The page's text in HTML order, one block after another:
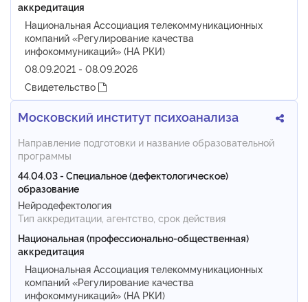
аккредитация
Национальная Ассоциация телекоммуникационных
компаний «Регулирование качества
инфокоммуникаций» (НА РКИ)
08.09.2021 - 08.09.2026
Свидетельство
Московский институт психоанализа
Направление подготовки и название образовательной
программы
44.04.03 - Специальное (дефектологическое)
образование
Нейродефектология
Тип аккредитации, агентство, срок действия
Национальная (профессионально-общественная)
аккредитация
Национальная Ассоциация телекоммуникационных
компаний «Регулирование качества
инфокоммуникаций» (НА РКИ)